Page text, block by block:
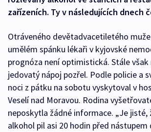
zařízeních. Ty v následujících dnech
Otráveného devětadvacetiletého
umělém spánku lékaři v kyjovské
prognóza není optimistická. Stále však
jedovatý nápoj pozřel. Podle policie a
noci z pátku na sobotu vyskytoval v
Veselí nad Moravou. Rodina
neposkytla žádné informace. „Je jisté,
alkohol pil asi 20 hodin před nástupem